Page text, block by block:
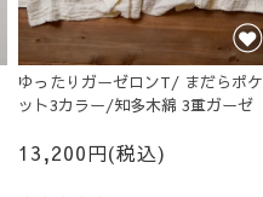
ゆったりガーゼロンT/ まだらポケ
ット3カラー/知多木綿 3重ガーゼ
13,200円(税込)